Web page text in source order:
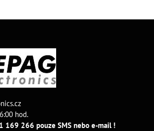
hod.
169 266 pouze SMS nebo e-mail !